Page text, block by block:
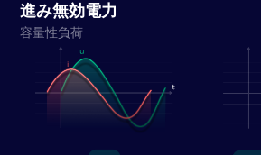
進み無効電力
容量性負荷